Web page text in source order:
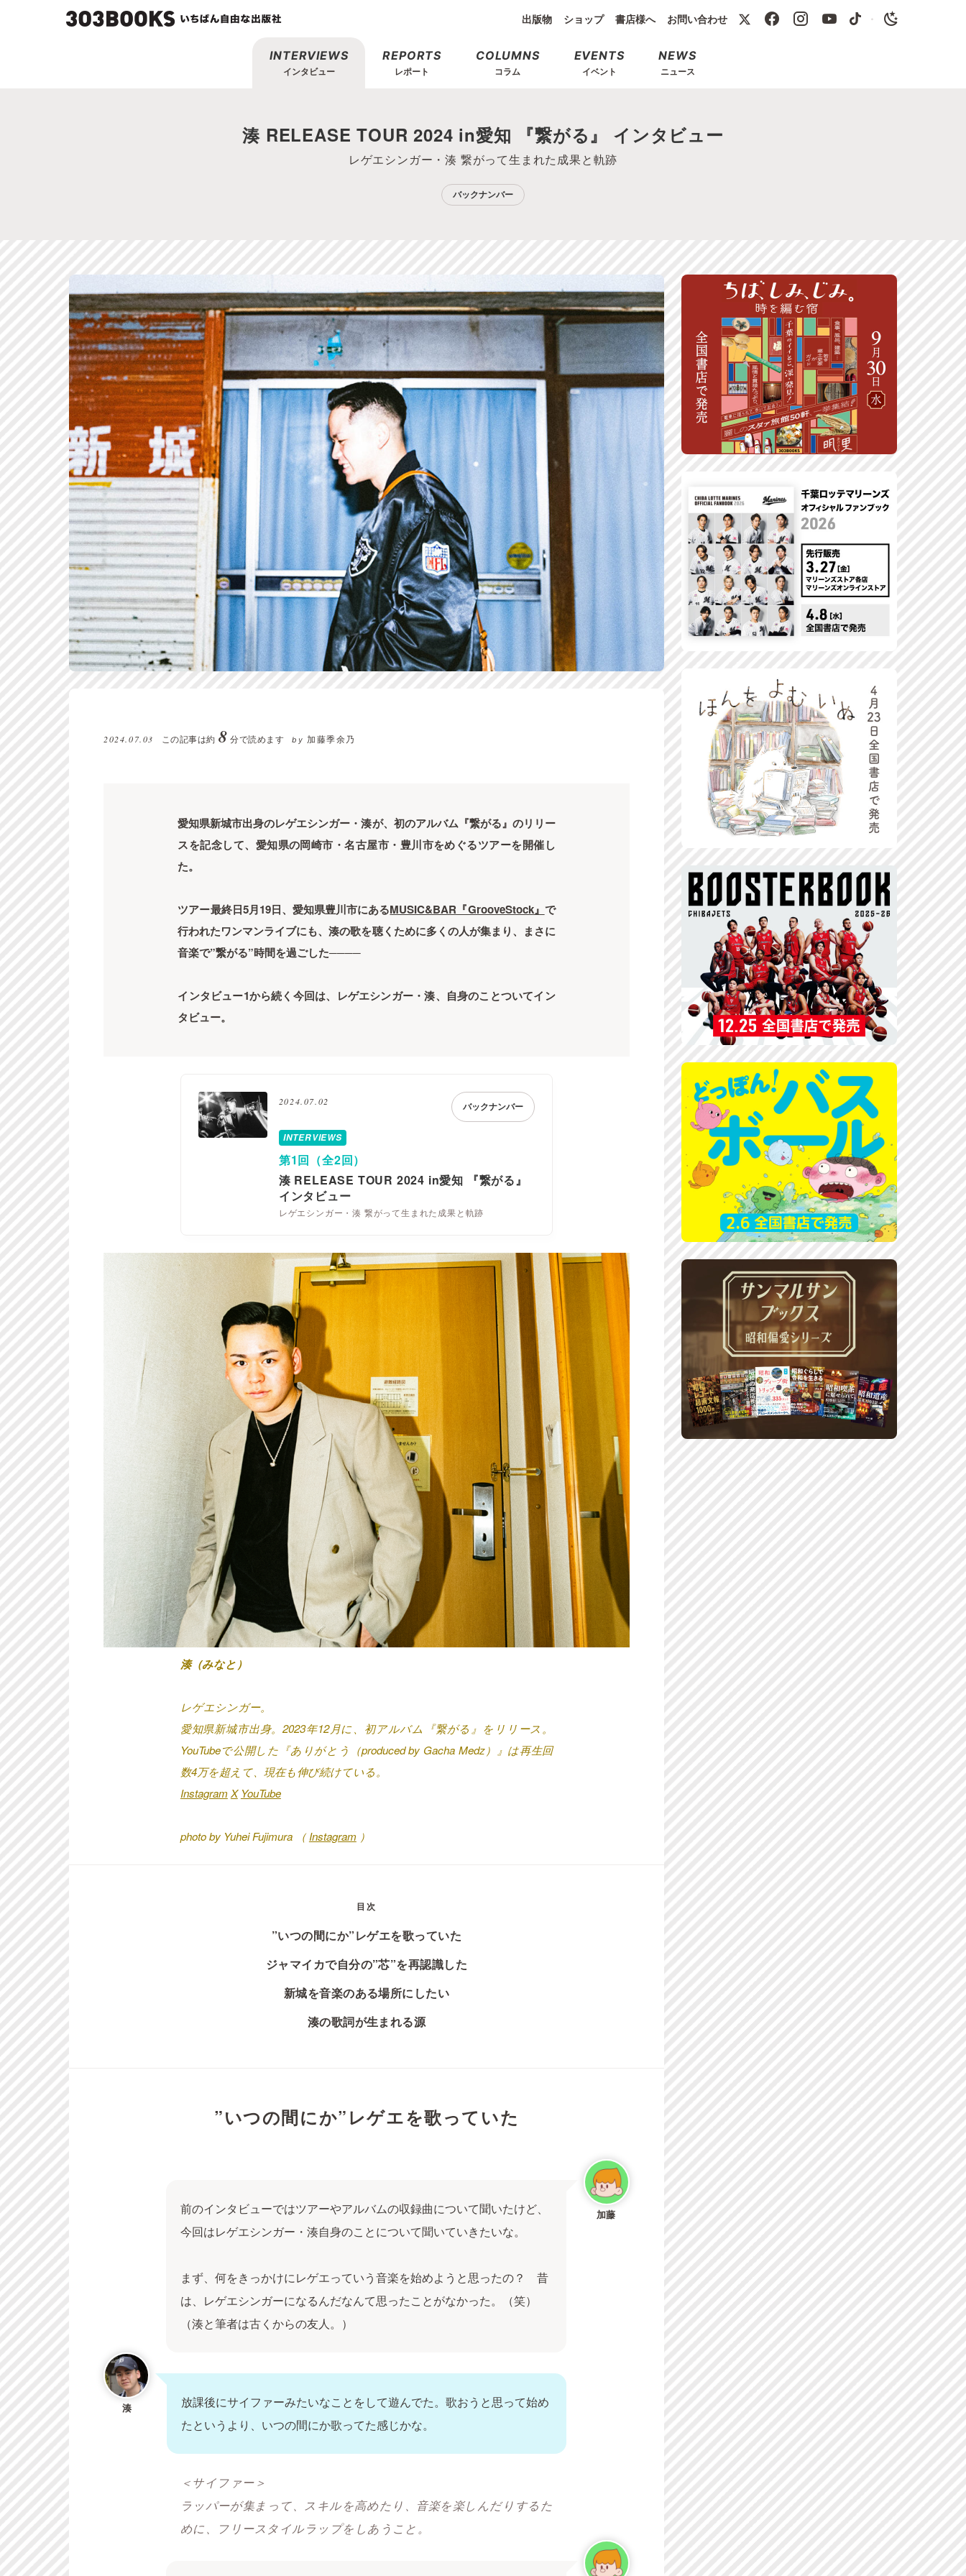
出版物 ショップ 書店様へ お問い合わせ ・
INTERVIEWS
インタビュー
REPORTS
レポート
COLUMNS
コラム
EVENTS
イベント
NEWS
ニュース
湊 RELEASE TOUR 2024 in愛知 『繋がる』 インタビュー
レゲエシンガー・湊 繋がって生まれた成果と軌跡
バックナンバー
2024.07.03 この記事は約 8 分で読めます by 加藤季余乃
愛知県新城市出身のレゲエシンガー・湊が、初のアルバム『繋がる』のリリー
スを記念して、愛知県の岡崎市・名古屋市・豊川市をめぐるツアーを開催し
た。
ツアー最終日5月19日、愛知県豊川市にあるMUSIC&BAR『GrooveStock』 で
行われたワンマンライブにも、湊の歌を聴くために多くの人が集まり、まさに
音楽で”繋がる”時間を過ごした────
インタビュー1から続く今回は、レゲエシンガー・湊、自身のことついてイン
タビュー。
2024.07.02 バックナンバー
INTERVIEWS
第1回（全2回）
湊 RELEASE TOUR 2024 in愛知 『繋がる』
インタビュー
レゲエシンガー・湊 繋がって生まれた成果と軌跡
湊（みなと）
レゲエシンガー。
愛知県新城市出身。2023年12月に、初アルバム『繋がる』をリリース。
YouTubeで公開した『ありがとう（produced by Gacha Medz）』は再生回
数4万を超えて、現在も伸び続けている。
Instagram X YouTube
photo by Yuhei Fujimura （Instagram ）
目次
”いつの間にか”レゲエを歌っていた
ジャマイカで自分の”芯”を再認識した
新城を音楽のある場所にしたい
湊の歌詞が生まれる源
”いつの間にか”レゲエを歌っていた
前のインタビューではツアーやアルバムの収録曲について聞いたけど、
今回はレゲエシンガー・湊自身のことについて聞いていきたいな。
まず、何をきっかけにレゲエっていう音楽を始めようと思ったの？ 昔
は、レゲエシンガーになるんだなんて思ったことがなかった。（笑）
（湊と筆者は古くからの友人。）
加藤
放課後にサイファーみたいなことをして遊んでた。歌おうと思って始め
たというより、いつの間にか歌ってた感じかな。
湊
＜サイファー＞
ラッパーが集まって、スキルを高めたり、音楽を楽しんだりするた
めに、フリースタイルラップをしあうこと。